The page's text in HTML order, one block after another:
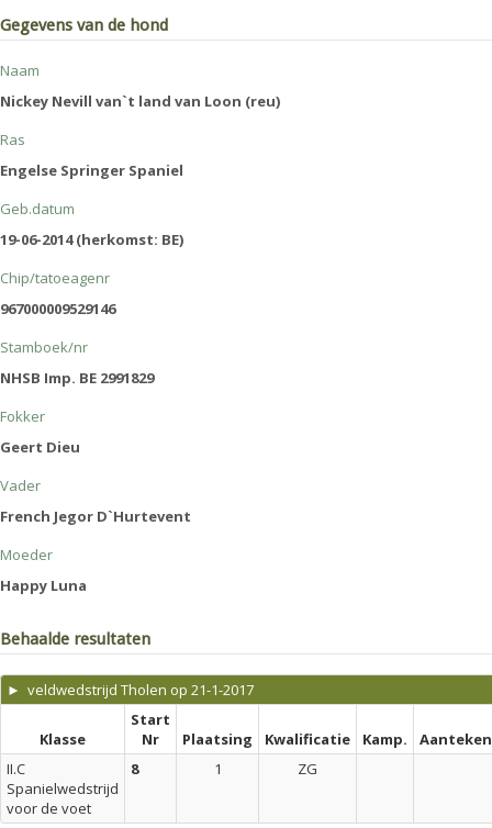
Gegevens van de hond
Naam
Nickey Nevill van`t land van Loon (reu)
Ras
Engelse Springer Spaniel
Geb.datum
19-06-2014 (herkomst: BE)
Chip/tatoeagenr
967000009529146
Stamboek/nr
NHSB Imp. BE 2991829
Fokker
Geert Dieu
Vader
French Jegor D`Hurtevent
Moeder
Happy Luna
Behaalde resultaten
► veldwedstrijd Tholen op 21-1-2017
Klasse
Start
Nr
Plaatsing Kwalificatie Kamp.
II.C
Spanielwedstrijd
voor de voet
8 1 ZG